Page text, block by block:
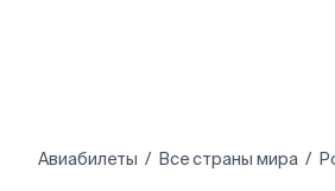
Авиабилеты Все страны мира